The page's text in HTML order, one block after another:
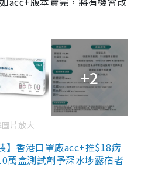
+2
片放大
】香港口罩廠acc+推$18病
萬盒測試劑予深水埗露宿者